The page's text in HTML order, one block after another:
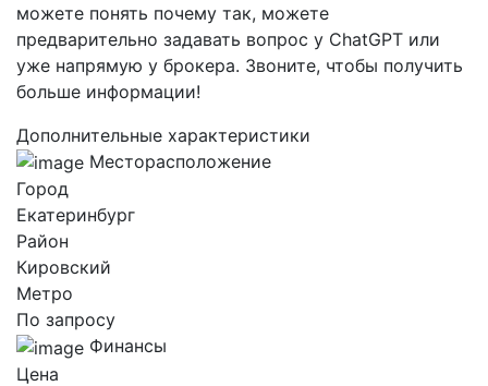
можете понять почему так, можете
предварительно задавать вопрос у ChatGPT или
уже напрямую у брокера. Звоните, чтобы получить
больше информации!
Дополнительные характеристики
Месторасположение
Город
Екатеринбург
Район
Кировский
Метро
По запросу
Финансы
Цена